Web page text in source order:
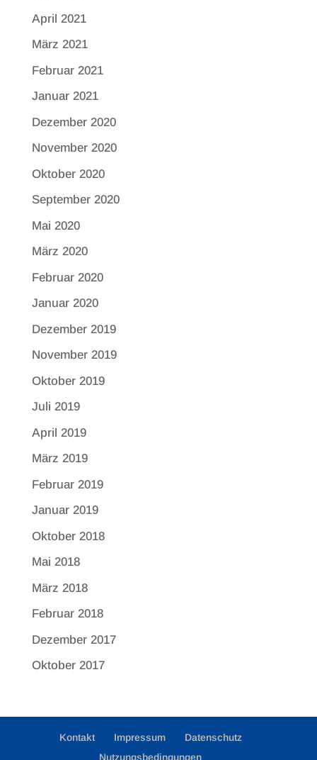
April 2021
März 2021
Februar 2021
Januar 2021
Dezember 2020
November 2020
Oktober 2020
September 2020
Mai 2020
März 2020
Februar 2020
Januar 2020
Dezember 2019
November 2019
Oktober 2019
Juli 2019
April 2019
März 2019
Februar 2019
Januar 2019
Oktober 2018
Mai 2018
März 2018
Februar 2018
Dezember 2017
Oktober 2017
Kontakt Impressum
Datenschutz
Nutzungsbedingungen